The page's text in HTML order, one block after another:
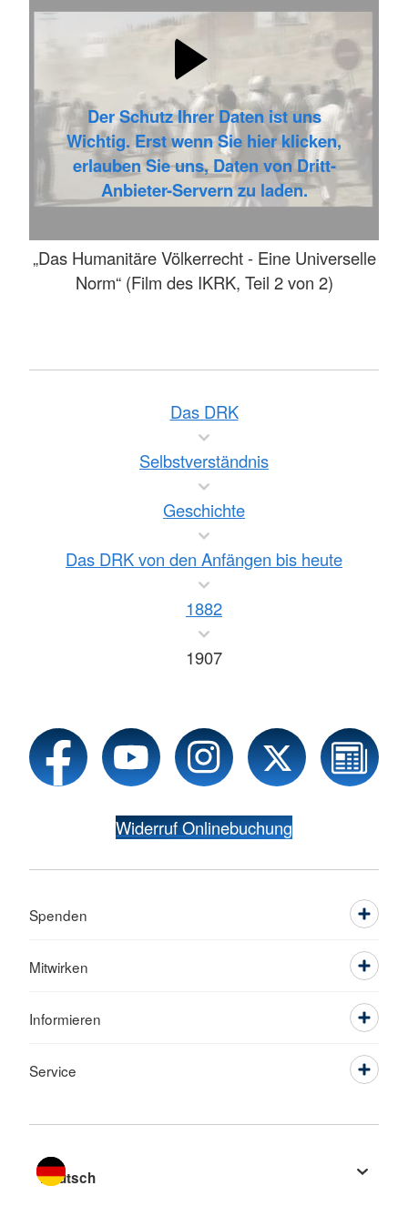
Der Schutz Ihrer Daten ist uns
Wichtig. Erst wenn Sie hier klicken,
erlauben Sie uns, Daten von Dritt-
Anbieter-Servern zu laden.
„Das Humanitäre Völkerrecht - Eine Universelle
Norm“ (Film des IKRK, Teil 2 von 2)
Das DRK
Selbstverständnis
Geschichte
Das DRK von den Anfängen bis heute
1882
1907
Widerruf Onlinebuchung
Spenden
Mitwirken
Informieren
Service
Sprache wechseln zu